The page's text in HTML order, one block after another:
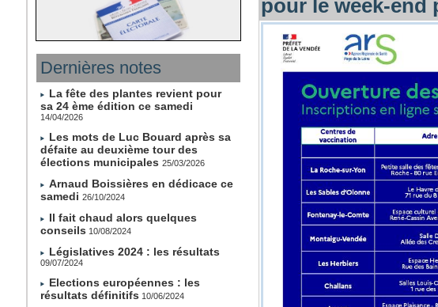
Dernières notes
La fête des plantes revient pour
sa 24 ème édition ce samedi
14/04/2026
Les mots de Luc Bouard après sa
défaite au deuxième tour des
élections municipales 25/03/2026
Arnaud Boissières en dédicace ce
samedi 26/10/2024
Il fait chaud alors quelques
conseils 10/08/2024
Législatives 2024 : les résultats
09/07/2024
Elections européennes : les
résultats définitifs 10/06/2024
pour le week-end